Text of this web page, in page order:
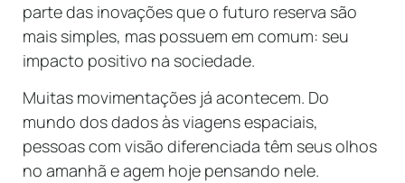
parte das inovações que o futuro reserva são
mais simples, mas possuem em comum: seu
impacto positivo na sociedade.
Muitas movimentações já acontecem. Do
mundo dos dados às viagens espaciais,
pessoas com visão diferenciada têm seus olhos
no amanhã e agem hoje pensando nele.